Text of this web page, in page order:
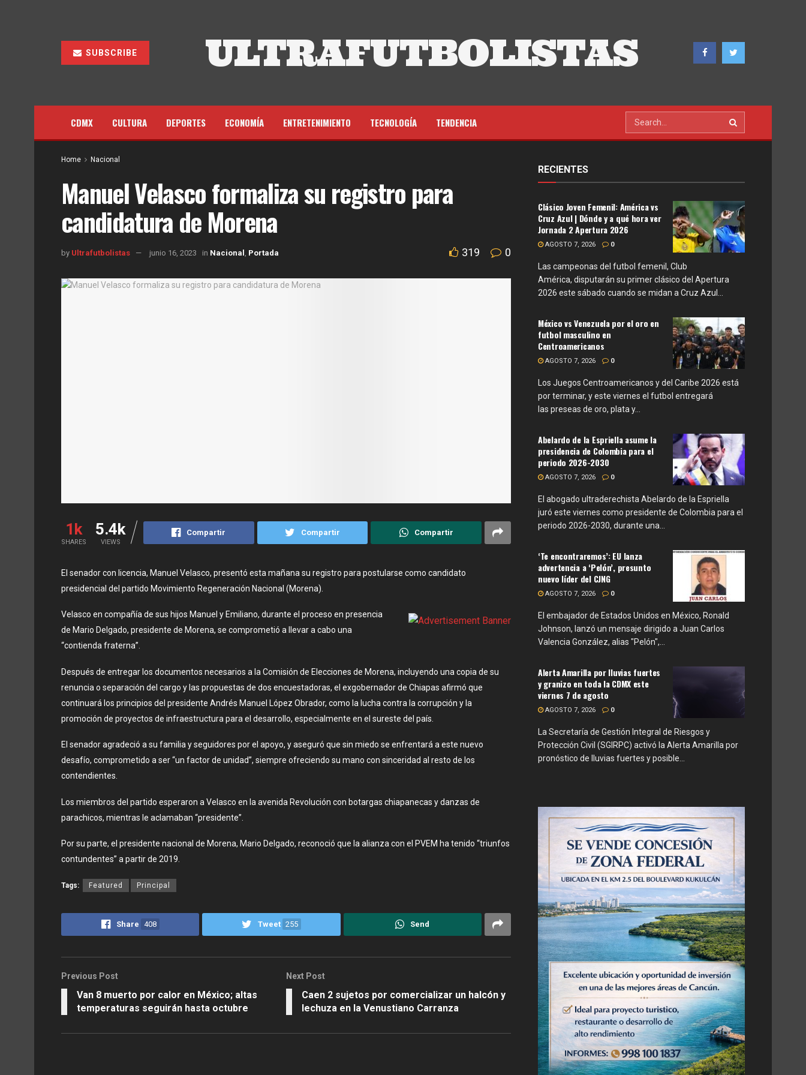
SUBSCRIBE ULTRAFUTBOLISTAS
CDMX CULTURA DEPORTES ECONOMÍA ENTRETENIMIENTO TECNOLOGÍA TENDENCIA
Home Nacional
Manuel Velasco formaliza su registro para
candidatura de Morena
by Ultrafutbolistas junio 16, 2023 in Nacional Portada 319 0
1k
SHARES
5.4k
VIEWS
Compartir Compartir Compartir
El senador con licencia, Manuel Velasco, presentó esta mañana su registro para postularse como candidato
presidencial del partido Movimiento Regeneración Nacional (Morena).
Velasco en compañía de sus hijos Manuel y Emiliano, durante el proceso en presencia
de Mario Delgado, presidente de Morena, se comprometió a llevar a cabo una
“contienda fraterna”.
Después de entregar los documentos necesarios a la Comisión de Elecciones de Morena, incluyendo una copia de su
renuncia o separación del cargo y las propuestas de dos encuestadoras, el exgobernador de Chiapas afirmó que
continuará los principios del presidente Andrés Manuel López Obrador, como la lucha contra la corrupción y la
promoción de proyectos de infraestructura para el desarrollo, especialmente en el sureste del país.
El senador agradeció a su familia y seguidores por el apoyo, y aseguró que sin miedo se enfrentará a este nuevo
desafío, comprometido a ser “un factor de unidad”, siempre ofreciendo su mano con sinceridad al resto de los
contendientes.
Los miembros del partido esperaron a Velasco en la avenida Revolución con botargas chiapanecas y danzas de
parachicos, mientras le aclamaban “presidente”.
Por su parte, el presidente nacional de Morena, Mario Delgado, reconoció que la alianza con el PVEM ha tenido “triunfos
contundentes” a partir de 2019.
Tags: Featured Principal
Share 408 Tweet 255 Send
Previous Post
Van 8 muerto por calor en México; altas
temperaturas seguirán hasta octubre
Next Post
Caen 2 sujetos por comercializar un halcón y
lechuza en la Venustiano Carranza
RECIENTES
Clásico Joven Femenil: América vs
Cruz Azul | Dónde y a qué hora ver
Jornada 2 Apertura 2026
AGOSTO 7, 2026 0
Las campeonas del futbol femenil, Club
América, disputarán su primer clásico del Apertura
2026 este sábado cuando se midan a Cruz Azul...
México vs Venezuela por el oro en
futbol masculino en
Centroamericanos
AGOSTO 7, 2026 0
Los Juegos Centroamericanos y del Caribe 2026 está
por terminar, y este viernes el futbol entregará
las preseas de oro, plata y...
Abelardo de la Espriella asume la
presidencia de Colombia para el
periodo 2026-2030
AGOSTO 7, 2026 0
El abogado ultraderechista Abelardo de la Espriella
juró este viernes como presidente de Colombia para el
periodo 2026-2030, durante una...
‘Te encontraremos’: EU lanza
advertencia a ‘Pelón’, presunto
nuevo líder del CJNG
AGOSTO 7, 2026 0
El embajador de Estados Unidos en México, Ronald
Johnson, lanzó un mensaje dirigido a Juan Carlos
Valencia González, alias "Pelón",...
Alerta Amarilla por lluvias fuertes
y granizo en toda la CDMX este
viernes 7 de agosto
AGOSTO 7, 2026 0
La Secretaría de Gestión Integral de Riesgos y
Protección Civil (SGIRPC) activó la Alerta Amarilla por
pronóstico de lluvias fuertes y posible...